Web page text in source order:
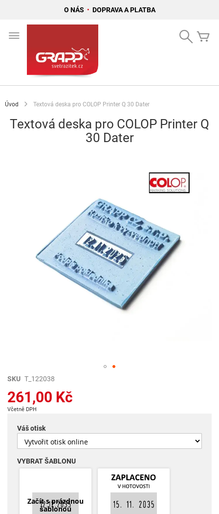
O NÁS • DOPRAVA A PLATBA
Search
Úvod Textová deska pro COLOP Printer Q 30 Dater
Textová deska pro COLOP Printer Q
30 Dater
Přeskočit
začátek
galerie
obrázky
SKU T_122038
261,00 Kč
Včetně DPH
Váš otisk
VYBRAT ŠABLONU
Začít s prázdnou
šablonou